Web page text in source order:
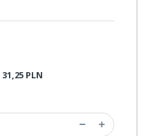
31,25 PLN